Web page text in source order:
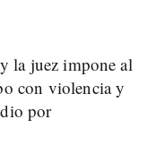
la juez impone al
con violencia y
por